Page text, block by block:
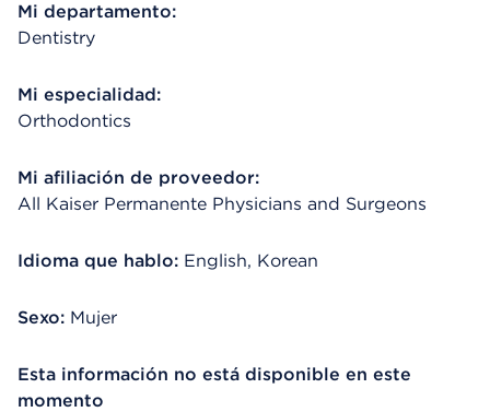
Mi departamento:
Dentistry
Mi especialidad:
Orthodontics
Mi afiliación de proveedor:
All Kaiser Permanente Physicians and Surgeons
Idioma que hablo: English, Korean
Sexo: Mujer
Esta información no está disponible en este
momento